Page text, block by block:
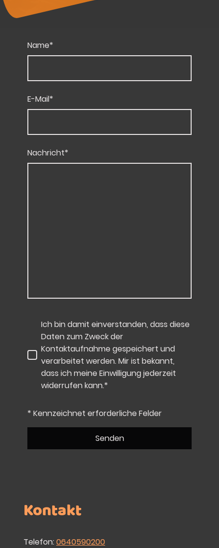
Name*
E-Mail*
Nachricht*
Ich bin damit einverstanden, dass diese
Daten zum Zweck der
Kontaktaufnahme gespeichert und
verarbeitet werden. Mir ist bekannt,
dass ich meine Einwilligung jederzeit
widerrufen kann.*
* Kennzeichnet erforderliche Felder
Senden
Kontakt
Telefon:0640590200